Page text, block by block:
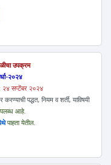
उपक्रम
२०२४
२४ सप्टेंबर २०२४
पद्धत, नियम व शर्ती, याविषयी
आहे.
पाहता येतील.